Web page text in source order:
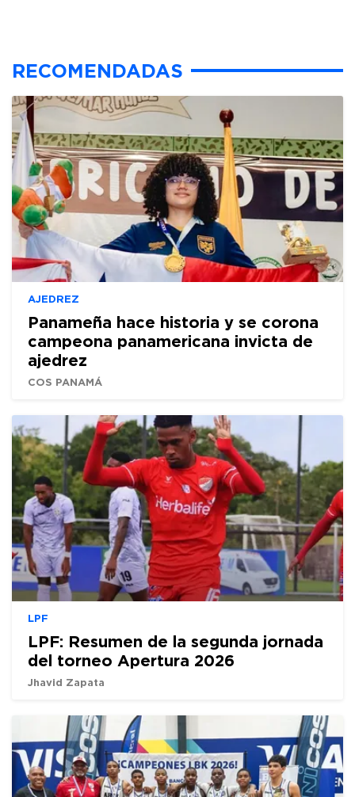
RECOMENDADAS
AJEDREZ
Panameña hace historia y se corona
campeona panamericana invicta de
ajedrez
COS PANAMÁ
LPF
LPF: Resumen de la segunda jornada
del torneo Apertura 2026
Jhavid Zapata